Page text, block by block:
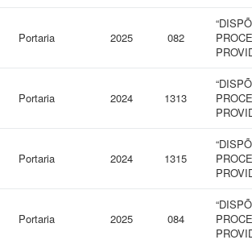
Portaria 2025 082
Portaria 2024 1313
Portaria 2024 1315
Portaria 2025 084